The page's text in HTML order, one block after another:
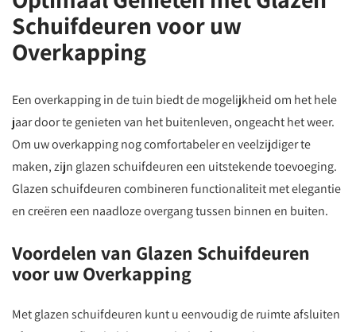
Schuifdeuren voor uw
Overkapping
Een overkapping in de tuin biedt de mogelijkheid om het hele
jaar door te genieten van het buitenleven, ongeacht het weer.
Om uw overkapping nog comfortabeler en veelzijdiger te
maken, zijn glazen schuifdeuren een uitstekende toevoeging.
Glazen schuifdeuren combineren functionaliteit met elegantie
en creëren een naadloze overgang tussen binnen en buiten.
Voordelen van Glazen Schuifdeuren
voor uw Overkapping
Met glazen schuifdeuren kunt u eenvoudig de ruimte afsluiten